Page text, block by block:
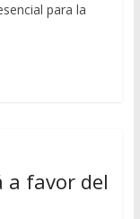
para la
a favor del